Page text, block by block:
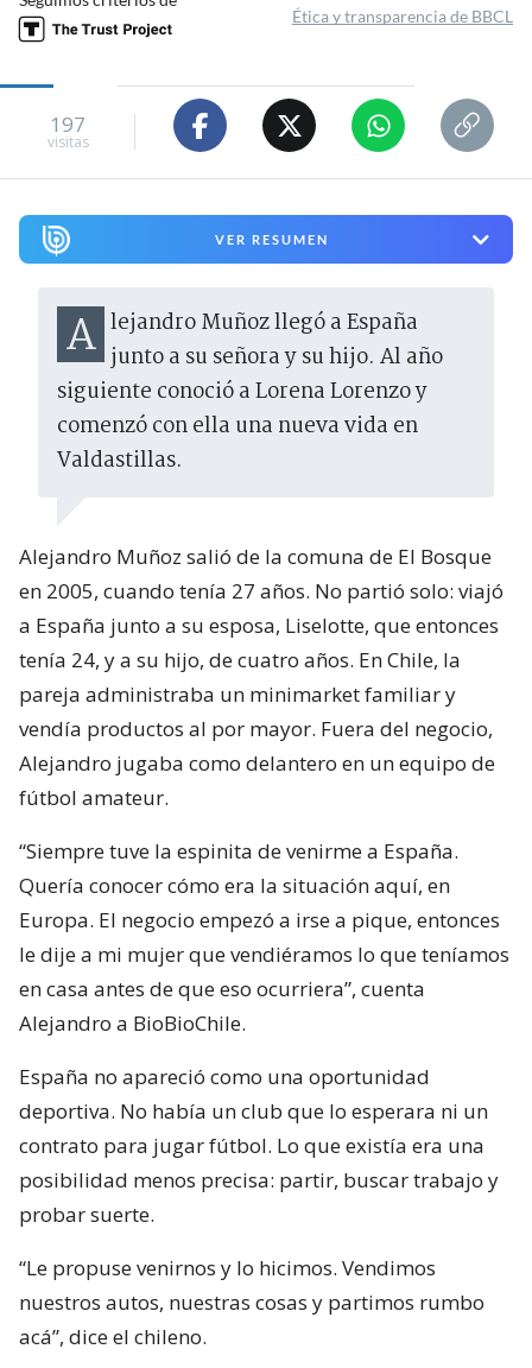
Ética y transparencia de BBCL
197
visitas
VER RESUMEN
Alejandro Muñoz llegó a España junto a su señora y su hijo. Al año
siguiente conoció a Lorena Lorenzo y
comenzó con ella una nueva vida en
Valdastillas.
Alejandro Muñoz salió de la comuna de El Bosque
en 2005, cuando tenía 27 años. No partió solo: viajó
a España junto a su esposa, Liselotte, que entonces
tenía 24, y a su hijo, de cuatro años. En Chile, la
pareja administraba un minimarket familiar y
vendía productos al por mayor. Fuera del negocio,
Alejandro jugaba como delantero en un equipo de
fútbol amateur.
“Siempre tuve la espinita de venirme a España.
Quería conocer cómo era la situación aquí, en
Europa. El negocio empezó a irse a pique, entonces
le dije a mi mujer que vendiéramos lo que teníamos
en casa antes de que eso ocurriera”, cuenta
Alejandro a BioBioChile.
España no apareció como una oportunidad
deportiva. No había un club que lo esperara ni un
contrato para jugar fútbol. Lo que existía era una
posibilidad menos precisa: partir, buscar trabajo y
probar suerte.
“Le propuse venirnos y lo hicimos. Vendimos
nuestros autos, nuestras cosas y partimos rumbo
acá”, dice el chileno.